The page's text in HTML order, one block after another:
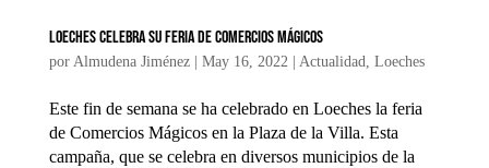
Loeches celebra su feria de Comercios Mágicos
por Almudena Jiménez| May 16, 2022| Actualidad, Loeches
Este fin de semana se ha celebrado en Loeches la feria
de Comercios Mágicos en la Plaza de la Villa. Esta
campaña, que se celebra en diversos municipios de la